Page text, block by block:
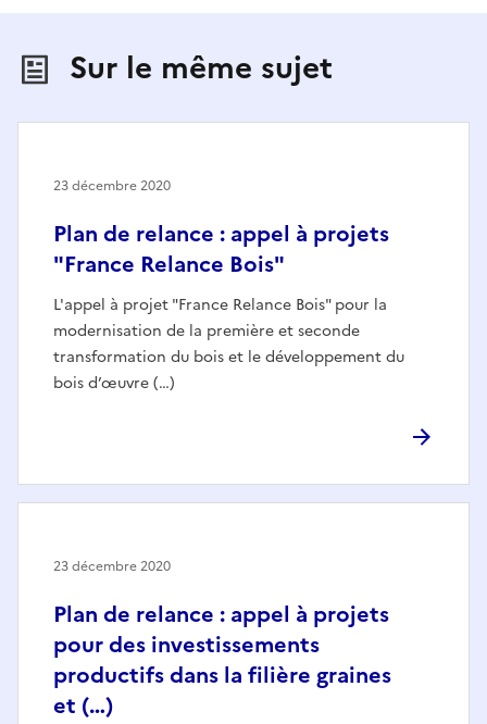
Sur le même sujet
Plan de relance : appel à projets
"France Relance Bois"
L'appel à projet "France Relance Bois" pour la
modernisation de la première et seconde
transformation du bois et le développement du
bois d’œuvre (…)
23 décembre 2020
Plan de relance : appel à projets
pour des investissements
productifs dans la filière graines
et (…)
23 décembre 2020